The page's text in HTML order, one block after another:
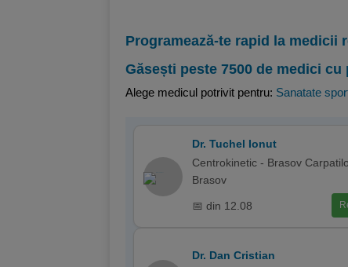
Programează-te rapid la medicii
Găsești peste 7500 de medici cu
Alege medicul potrivit pentru: Sanatate
Dr. Tuchel Ionut
Centrokinetic - Brasov
Brasov
📅 din 12.08
Dr. Dan Cristian